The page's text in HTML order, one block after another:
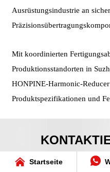
Ausrüstungsindustrie an
Mit koordinierten
Produktionsstandorten in
HONPINE-Harmonic-
Produktspezifikationen und
 Startseite 